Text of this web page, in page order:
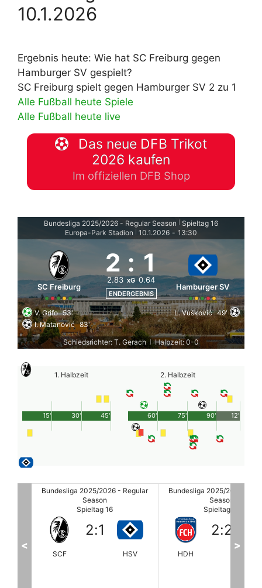
10.1.2026
Ergebnis heute: Wie hat SC Freiburg gegen
Hamburger SV gespielt?
SC Freiburg spielt gegen Hamburger SV 2 zu 1
Alle Fußball heute Spiele
Alle Fußball heute live
Das neue DFB Trikot
2026 kaufen
Im offiziellen DFB Shop
Bundesliga 2025/2026 - Regular Season
Spieltag 16
Europa-Park Stadion
10.1.2026 - 13:30
SC Freiburg
2 : 1
2.83 xG 0.64
ENDERGEBNIS
Hamburger SV
V. Grifo 53'
I. Matanović 83'
L. Vušković 49'
Schiedsrichter: T. Gerach Halbzeit: 0-0
1. Halbzeit
45'
15' 30'
2. Halbzeit
90'
60' 75' 12'
Bundesliga 2025/2026 - Regular
Season
Spieltag 16
HDH
2:2
EFFzeh
Bundesliga 2025/2026 -
Season
Spieltag 16
UNION
2:2
< >